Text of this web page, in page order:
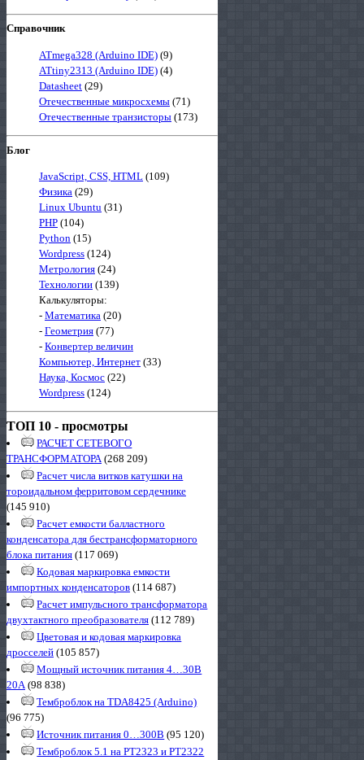
Справочник
ATmega328 (Arduino IDE) (9)
ATtiny2313 (Arduino IDE) (4)
Datasheet (29)
Отечественные микросхемы (71)
Отечественные транзисторы (173)
Блог
JavaScript, CSS, HTML (109)
Физика (29)
Linux Ubuntu (31)
PHP (104)
Python (15)
Wordpress (124)
Метрология (24)
Технологии (139)
Калькуляторы:
- Математика (20)
- Геометрия (77)
- Конвертер величин
Компьютер, Интернет (33)
Наука, Космос (22)
Wordpress (124)
ТОП 10 - просмотры
РАСЧЕТ СЕТЕВОГО
ТРАНСФОРМАТОРА(268 209)
Расчет числа витков катушки на
тороидальном ферритовом сердечнике
(145 910)
Расчет емкости балластного
конденсатора для бестрансформаторного
блока питания (117 069)
Кодовая маркировка емкости
импортных конденсаторов (114 687)
Расчет импульсного трансформатора
двухтактного преобразователя (112 789)
Цветовая и кодовая маркировка
дросселей (105 857)
Мощный источник питания 4…30В
20А(98 838)
Темброблок на TDA8425 (Arduino)
(96 775)
Источник питания 0…300В (95 120)
Темброблок 5.1 на PT2323 и PT2322